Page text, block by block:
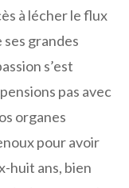
à lécher le flux
grandes
s’est
pas avec
organes
pour avoir
huit ans, bien